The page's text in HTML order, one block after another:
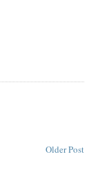
Older Post